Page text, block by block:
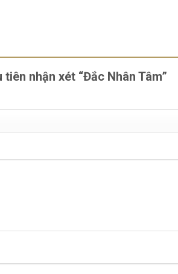
nhận xét “Đắc Nhân Tâm”